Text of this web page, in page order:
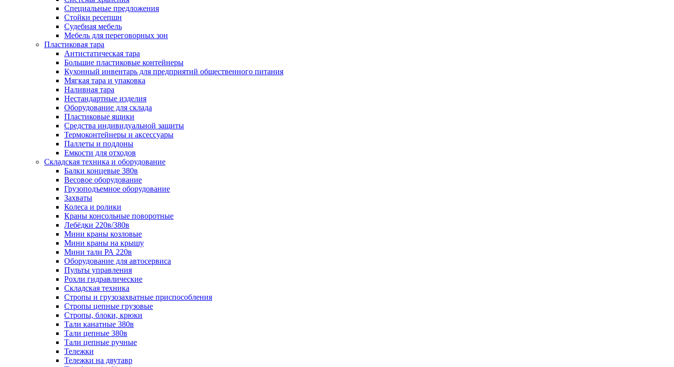
Специальные предложения
Стойки ресепшн
Судебная мебель
Мебель для переговорных зон
Пластиковая тара
Антистатическая тара
Большие пластиковые контейнеры
Кухонный инвентарь для предприятий общественного питания
Мягкая тара и упаковка
Наливная тара
Нестандартные изделия
Оборудование для склада
Пластиковые ящики
Средства индивидуальной защиты
Термоконтейнеры и аксессуары
Паллеты и поддоны
Емкости для отходов
Складская техника и оборудование
Балки концевые 380в
Весовое оборудование
Грузоподъемное оборудование
Захваты
Колеса и ролики
Краны консольные поворотные
Лебёдки 220в/380в
Мини краны козловые
Мини краны на крышу
Мини тали РА 220в
Оборудование для автосервиса
Пульты управления
Рохли гидравлические
Складская техника
Стропы и грузозахватные приспособления
Стропы цепные грузовые
Стропы, блоки, крюки
Тали канатные 380в
Тали цепные 380в
Тали цепные ручные
Тележки
Тележки на двутавр